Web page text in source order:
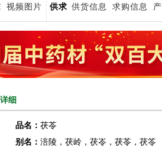
视频图片
供求 供货信息 求购信息
细
品名： 茯苓
别名： 涪陵，茯岭，茯岺，茯苓，茯笭